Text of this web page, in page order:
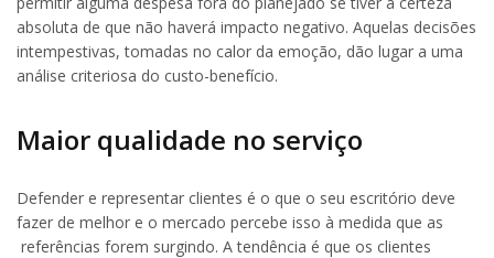
absoluta de que não haverá impacto negativo. Aquelas decisões
intempestivas, tomadas no calor da emoção, dão lugar a uma
análise criteriosa do custo-benefício.
Maior qualidade no serviço
Defender e representar clientes é o que o seu escritório deve
fazer de melhor e o mercado percebe isso à medida que as
referências forem surgindo. A tendência é que os clientes